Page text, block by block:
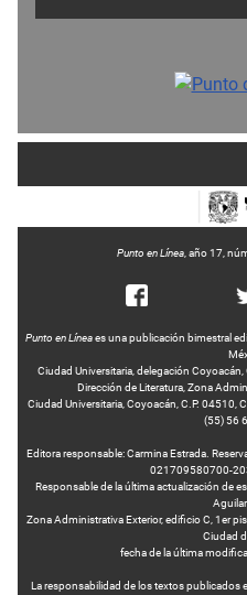
Punto en Línea , año 17,
Punto en Líneaes una publicación bimestral
Ciudad Universitaria, delegación
Dirección de Literatura, Zona
Ciudad Universitaria, Coyoacán, C.P. 04510,
(55) 56
Editora responsable: Carmina Estrada.
021709580700-
Responsable de la última actualización de
Zona Administrativa Exterior, edificio C, 1er
Ciudad
fecha de la última
La responsabilidad de los textos publicados